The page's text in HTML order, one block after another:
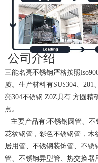
公司介绍
三能名亮不锈钢严格按照
质。生产材料有SUS304、201
亮304不锈钢 Z0Z具有:方圆精
点。
主要产品有:不锈钢圆管、不
花纹钢管，彩色不锈钢管，木
居用管、不锈钢装饰管、不
管、不锈钢异型管、热交换器